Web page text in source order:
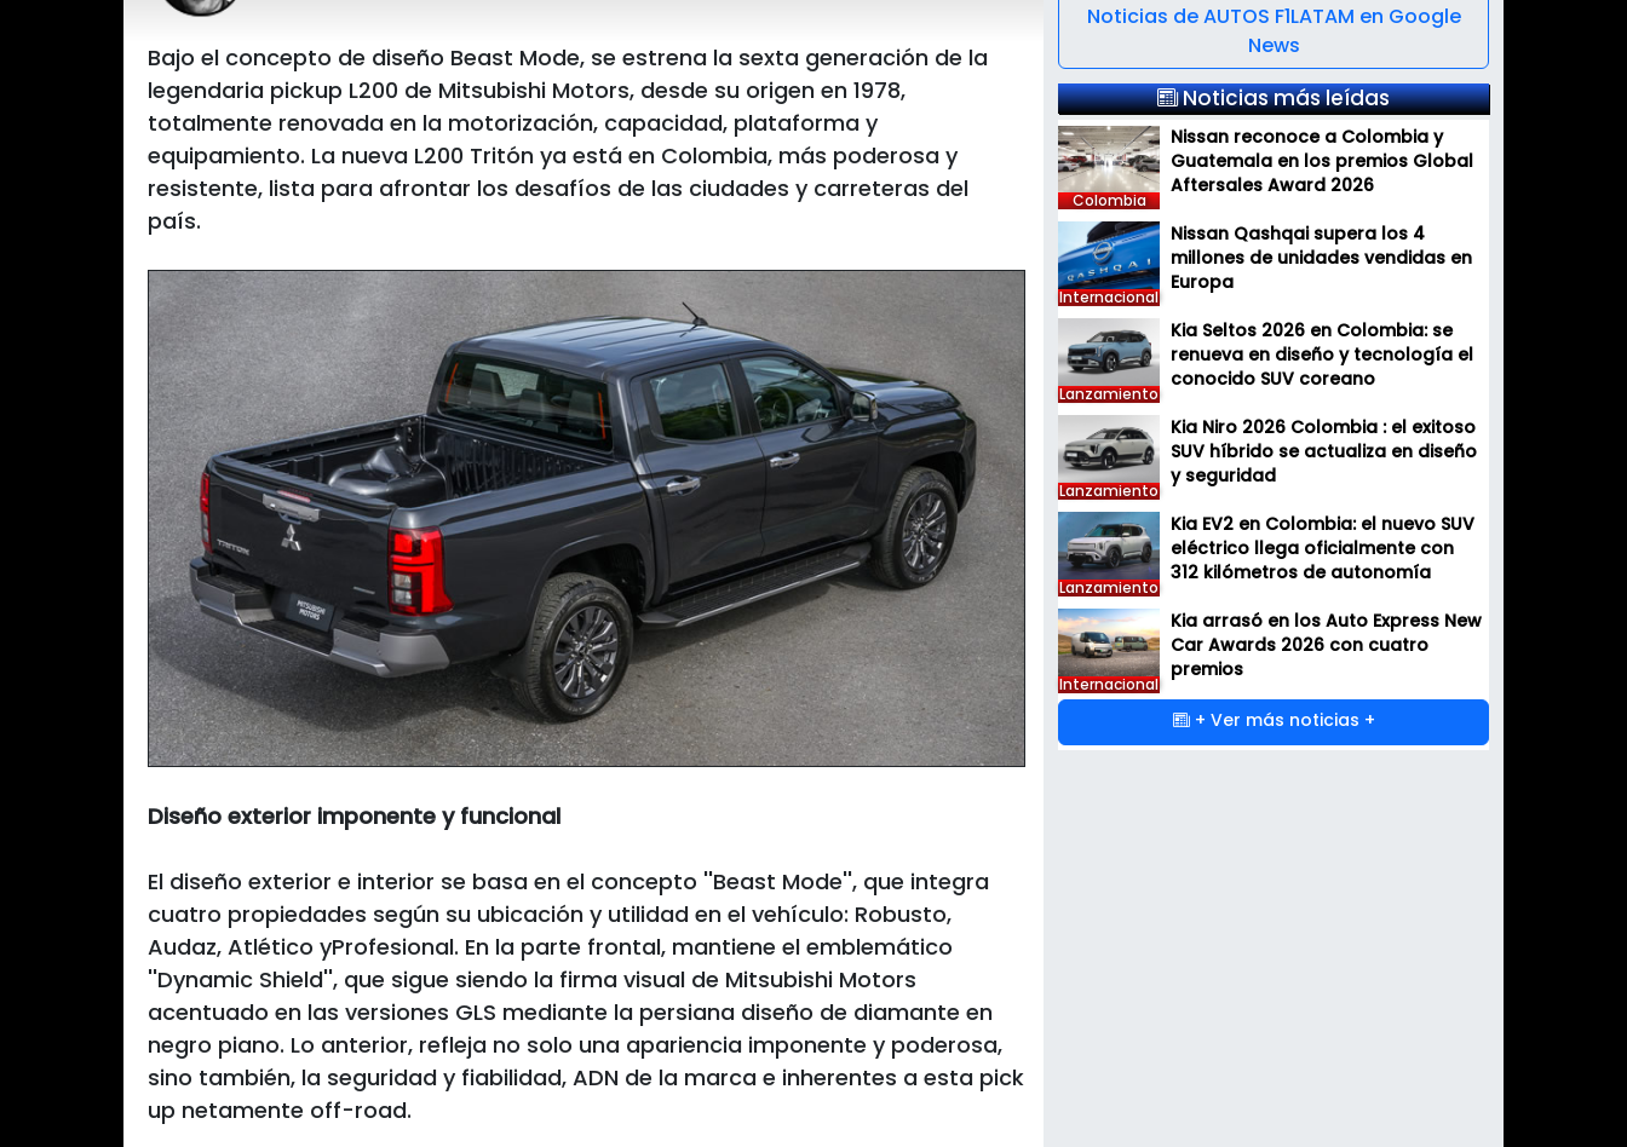
Bajo el concepto de diseño Beast Mode, se estrena la sexta generación de la
legendaria pickup L200 de Mitsubishi Motors, desde su origen en 1978,
totalmente renovada en la motorización, capacidad, plataforma y
equipamiento. La nueva L200 Tritón ya está en Colombia, más poderosa y
resistente, lista para afrontar los desafíos de las ciudades y carreteras del
país.
Diseño exterior imponente y funcional
El diseño exterior e interior se basa en el concepto ''Beast Mode'', que integra
cuatro propiedades según su ubicación y utilidad en el vehículo: Robusto,
Audaz, Atlético yProfesional. En la parte frontal, mantiene el emblemático
''Dynamic Shield'', que sigue siendo la firma visual de Mitsubishi Motors
acentuado en las versiones GLS mediante la persiana diseño de diamante en
negro piano. Lo anterior, refleja no solo una apariencia imponente y poderosa,
sino también, la seguridad y fiabilidad, ADN de la marca e inherentes a esta pick
up netamente off-road.
Noticias de AUTOS F1LATAM en Google
News
Noticias más leídas
Colombia
Nissan reconoce a Colombia y
Guatemala en los premios Global
Aftersales Award 2026
Internacional
Nissan Qashqai supera los 4
millones de unidades vendidas en
Europa
Lanzamiento
Kia Seltos 2026 en Colombia: se
renueva en diseño y tecnología el
conocido SUV coreano
Lanzamiento
Kia Niro 2026 Colombia : el exitoso
SUV híbrido se actualiza en diseño
y seguridad
Lanzamiento
Kia EV2 en Colombia: el nuevo SUV
eléctrico llega oficialmente con
312 kilómetros de autonomía
Internacional
Kia arrasó en los Auto Express New
Car Awards 2026 con cuatro
premios
+ Ver más noticias +